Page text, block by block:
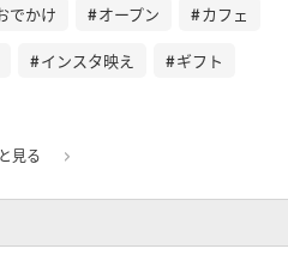
でかけ オープン カフェ
インスタ映え ギフト
見る